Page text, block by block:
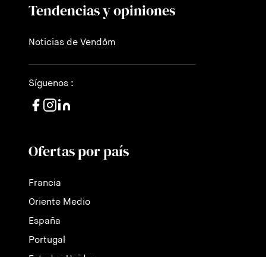
Tendencias y opiniones
Noticias de Vendôm
Síguenos :
Ofertas por país
Francia
Oriente Medio
España
Portugal